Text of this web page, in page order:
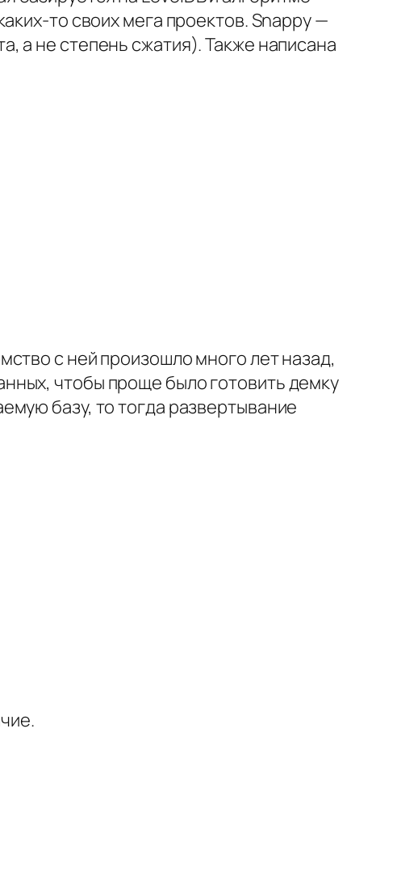
то своих мега проектов. Snappy —
а не степень сжатия). Также написана
с ней произошло много лет назад,
чтобы проще было готовить демку
базу, то тогда развертывание